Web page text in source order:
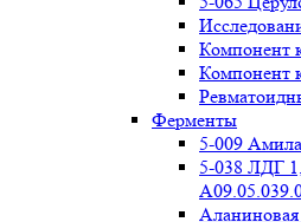
Компонент
Компонент
Ферменты
5-009
5-038 ЛДГ